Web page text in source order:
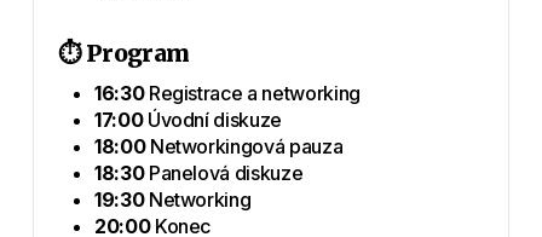
⏱️ Program
16:30Registrace a networking
17:00Úvodní diskuze
18:00Networkingová pauza
18:30Panelová diskuze
19:30Networking
20:00Konec